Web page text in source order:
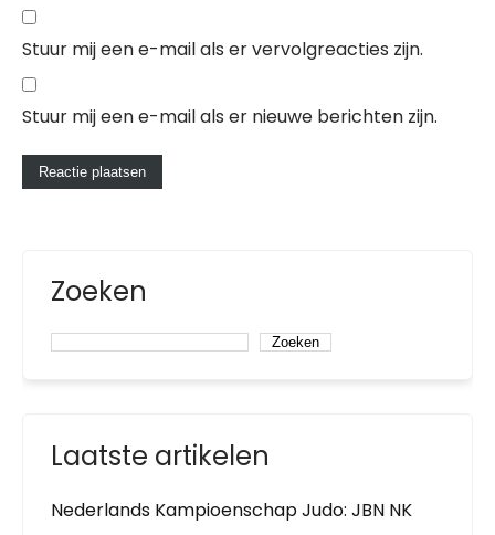
Stuur mij een e-mail als er vervolgreacties zijn.
Stuur mij een e-mail als er nieuwe berichten zijn.
Zoeken
Zoeken
Laatste artikelen
Nederlands Kampioenschap Judo: JBN NK